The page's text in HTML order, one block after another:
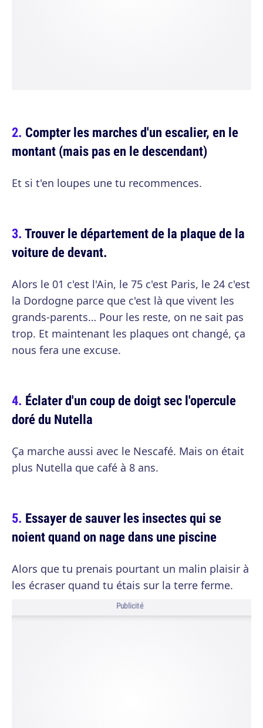
Compter les marches d'un escalier, en le
montant (mais pas en le descendant)
Et si t'en loupes une tu recommences.
Trouver le département de la plaque de la
voiture de devant.
Alors le 01 c'est l'Ain, le 75 c'est Paris, le 24 c'est
la Dordogne parce que c'est là que vivent les
grands-parents… Pour les reste, on ne sait pas
trop. Et maintenant les plaques ont changé, ça
nous fera une excuse.
Éclater d'un coup de doigt sec l'opercule
doré du Nutella
Ça marche aussi avec le Nescafé. Mais on était
plus Nutella que café à 8 ans.
Essayer de sauver les insectes qui se
noient quand on nage dans une piscine
Alors que tu prenais pourtant un malin plaisir à
les écraser quand tu étais sur la terre ferme.
Publicité